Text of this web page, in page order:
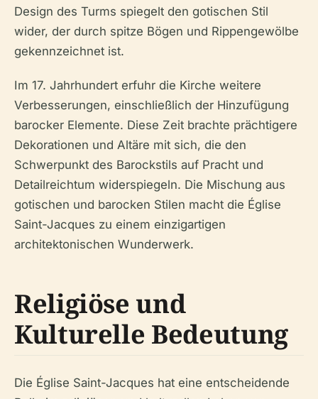
Design des Turms spiegelt den gotischen Stil
wider, der durch spitze Bögen und Rippengewölbe
gekennzeichnet ist.
Im 17. Jahrhundert erfuhr die Kirche weitere
Verbesserungen, einschließlich der Hinzufügung
barocker Elemente. Diese Zeit brachte prächtigere
Dekorationen und Altäre mit sich, die den
Schwerpunkt des Barockstils auf Pracht und
Detailreichtum widerspiegeln. Die Mischung aus
gotischen und barocken Stilen macht die Église
Saint-Jacques zu einem einzigartigen
architektonischen Wunderwerk.
Religiöse und
Kulturelle Bedeutung
Die Église Saint-Jacques hat eine entscheidende